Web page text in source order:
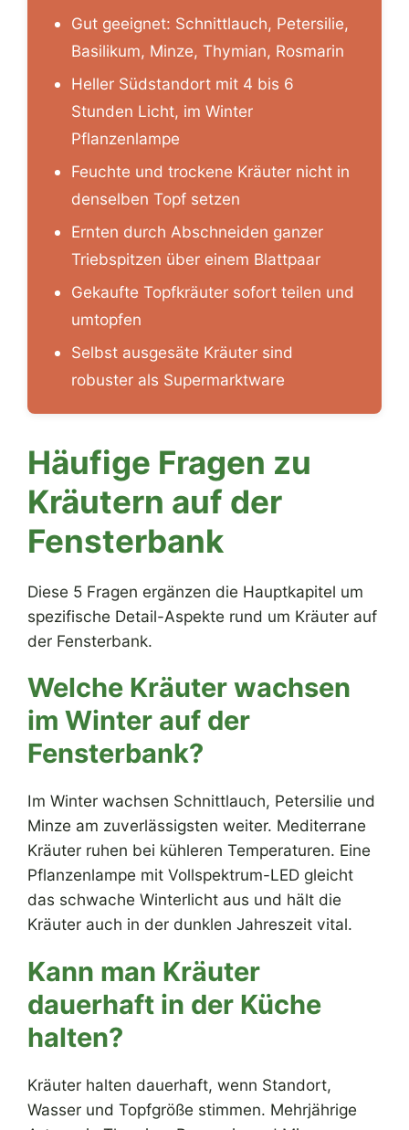
Gut geeignet: Schnittlauch, Petersilie,
Basilikum, Minze, Thymian, Rosmarin
Heller Südstandort mit 4 bis 6
Stunden Licht, im Winter
Pflanzenlampe
Feuchte und trockene Kräuter nicht in
denselben Topf setzen
Ernten durch Abschneiden ganzer
Triebspitzen über einem Blattpaar
Gekaufte Topfkräuter sofort teilen und
umtopfen
Selbst ausgesäte Kräuter sind
robuster als Supermarktware
Häufige Fragen zu
Kräutern auf der
Fensterbank
Diese 5 Fragen ergänzen die Hauptkapitel um
spezifische Detail-Aspekte rund um Kräuter auf
der Fensterbank.
Welche Kräuter wachsen
im Winter auf der
Fensterbank?
Im Winter wachsen Schnittlauch, Petersilie und
Minze am zuverlässigsten weiter. Mediterrane
Kräuter ruhen bei kühleren Temperaturen. Eine
Pflanzenlampe mit Vollspektrum-LED gleicht
das schwache Winterlicht aus und hält die
Kräuter auch in der dunklen Jahreszeit vital.
Kann man Kräuter
dauerhaft in der Küche
halten?
Kräuter halten dauerhaft, wenn Standort,
Wasser und Topfgröße stimmen. Mehrjährige